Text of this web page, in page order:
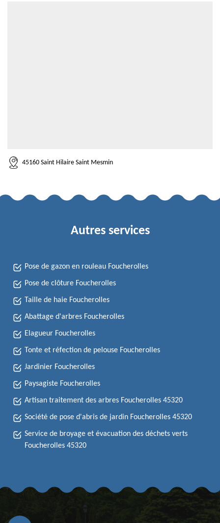
45160 Saint Hilaire Saint Mesmin
Autres services
Pose de gazon en rouleau Foucherolles
Pose de clôture Foucherolles
Taille de haie Foucherolles
Abattage d'arbres Foucherolles
Elagueur Foucherolles
Tonte et réfection de pelouse Foucherolles
Jardinier Foucherolles
Paysagiste Foucherolles
Artisan traitement des arbres Foucherolles 45320
Société de pose d'abris de jardin Foucherolles 45320
Service de broyage et évacuation des déchets verts
Foucherolles 45320